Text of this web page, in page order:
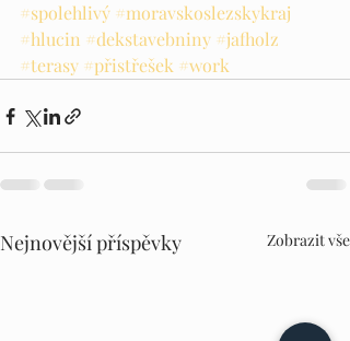
#spolehlivý #moravskoslezskykraj
#hlucin #dekstavebniny #jafholz
#terasy #přistřešek #work
Nejnovější příspěvky Zobrazit vše